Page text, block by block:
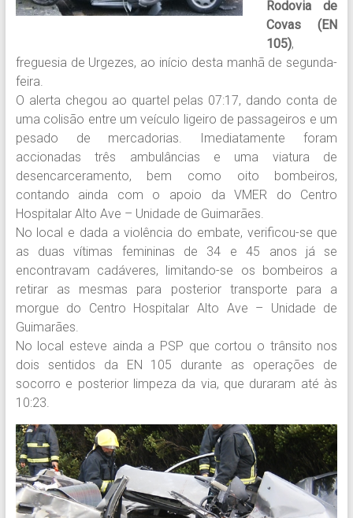
Rodovia de
Covas (EN
105),
freguesia de Urgezes, ao início desta manhã de segunda-
feira.
O alerta chegou ao quartel pelas 07:17, dando conta de
uma colisão entre um veículo ligeiro de passageiros e um
pesado de mercadorias. Imediatamente foram
accionadas três ambulâncias e uma viatura de
desencarceramento, bem como oito bombeiros,
contando ainda com o apoio da VMER do Centro
Hospitalar Alto Ave – Unidade de Guimarães.
No local e dada a violência do embate, verificou-se que
as duas vítimas femininas de 34 e 45 anos já se
encontravam cadáveres, limitando-se os bombeiros a
retirar as mesmas para posterior transporte para a
morgue do Centro Hospitalar Alto Ave – Unidade de
Guimarães.
No local esteve ainda a PSP que cortou o trânsito nos
dois sentidos da EN 105 durante as operações de
socorro e posterior limpeza da via, que duraram até às
10:23.